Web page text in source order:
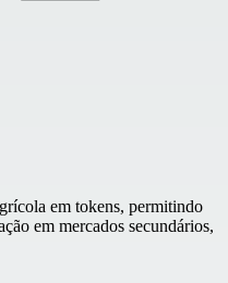
em tokens, permitindo
em mercados secundários,